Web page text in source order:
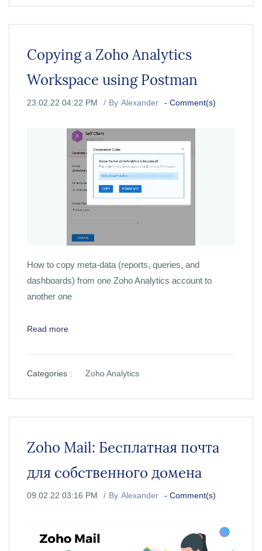
Copying a Zoho Analytics
Workspace using Postman
23.02.22 04:22 PM By Alexander - Comment(s)
How to copy meta-data (reports, queries, and
dashboards) from one Zoho Analytics account to
another one
Read more
Categories : Zoho Analytics
Zoho Mail: Бесплатная почта
для собственного домена
09.02.22 03:16 PM By Alexander - Comment(s)